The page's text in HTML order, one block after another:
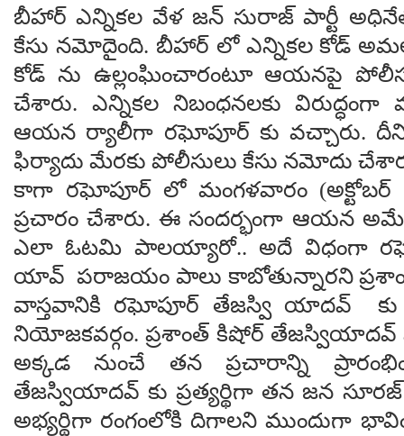
బీహార్ ఎన్నికల వేళ జన్ సురాజ్ పార్టీ
కేసు నమోదైంది. బీహార్ లో ఎన్నికల కోడ్
కోడ్ ను ఉల్లంఘించారంటూ ఆయనపై
చేశారు. ఎన్నికల నిబంధనలకు
ఆయన ర్యాలీగా రఘోపూర్ కు వచ్చారు.
ఫిర్యాదు మేరకు పోలీసులు కేసు నమోదు
కాగా రఘోపూర్ లో మంగళవారం (అక్టోబర్
ప్రచారం చేశారు. ఈ సందర్భంగా ఆయన
ఎలా ఓటమి పాలయ్యారో.. అదే విధంగా
యావ్ పరాజయం పాలు కాబోతున్నారని
వాస్తవానికి రఘోపూర్ తేజస్వి యాదవ్ కు
నియోజకవర్గం. ప్రశాంత్ కిషోర్ తేజస్వియాదవ్
అక్కడ నుంచే తన ప్రచారాన్ని
తేజస్వియాదవ్ కు ప్రత్యర్థిగా తన జన
అభ్యర్థిగా రంగంలోకి దిగాలని ముందుగా